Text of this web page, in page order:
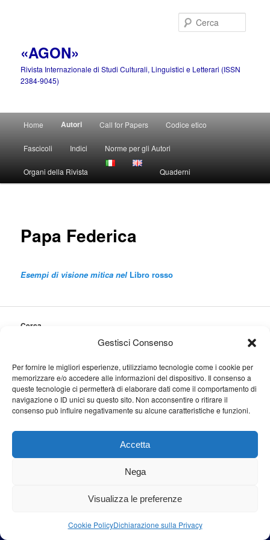
Gestisci Consenso
Per fornire le migliori esperienze, utilizziamo tecnologie come i cookie per
memorizzare e/o accedere alle informazioni del dispositivo. Il consenso a
queste tecnologie ci permetterà di elaborare dati come il comportamento di
navigazione o ID unici su questo sito. Non acconsentire o ritirare il
consenso può influire negativamente su alcune caratteristiche e funzioni.
Accetta
Nega
Visualizza le preferenze
Cookie PolicyDichiarazione sulla Privacy
«AGON»
Rivista Internazionale di Studi Culturali, Linguistici e Letterari (ISSN
2384-9045)
principale
Home Autori Call for Papers Codice etico
Fascicoli Indici Norme per gli Autori
Organi della Rivista Quaderni
Papa Federica
Esempi di visione mitica nel Libro rosso
Cerca
Cerca
Proudly powered by WordPress